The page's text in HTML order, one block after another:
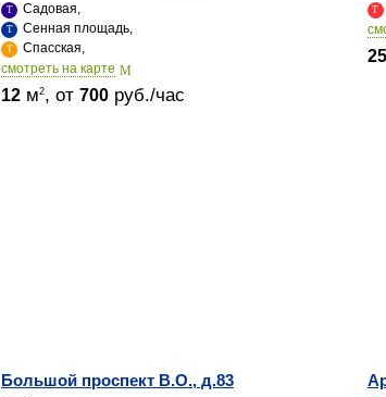
Садовая,
Сенная площадь,
Спасская,
cмотреть на карте
12 м2, от 700 руб./час
25
Большой проспект В.О., д.83